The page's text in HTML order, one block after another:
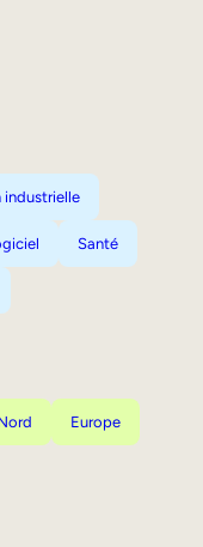
industrielle
Santé
Europe